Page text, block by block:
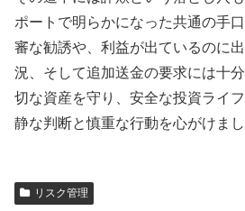
ポートで明らかになった共通の手
審な勧誘や、利益が出ているのに
況、そして追加送金の要求には十
切な資産を守り、安全な投資ライ
静な判断と慎重な行動を心がけまし
リスク管理